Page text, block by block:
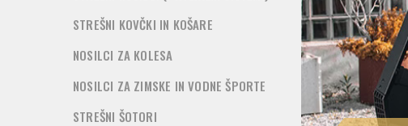
STREŠNI KOVČKI IN KOŠARE
NOSILCI ZA KOLESA
NOSILCI ZA ZIMSKE IN VODNE ŠPORTE
STREŠNI ŠOTORI